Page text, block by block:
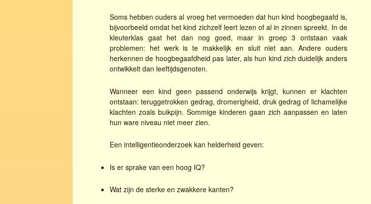
Soms hebben ouders al vroeg het vermoeden dat hun kind hoogbegaafd is,
bijvoorbeeld omdat het kind zichzelf leert lezen of al in zinnen spreekt. In de
kleuterklas gaat het dan nog goed, maar in groep 3 ontstaan vaak
problemen: het werk is te makkelijk en sluit niet aan. Andere ouders
herkennen de hoogbegaafdheid pas later, als hun kind zich duidelijk anders
ontwikkelt dan leeftijdsgenoten.
Wanneer een kind geen passend onderwijs krijgt, kunnen er klachten
ontstaan: teruggetrokken gedrag, dromerigheid, druk gedrag of lichamelijke
klachten zoals buikpijn. Sommige kinderen gaan zich aanpassen en laten
hun ware niveau niet meer zien.
Een intelligentieonderzoek kan helderheid geven:
Is er sprake van een hoog IQ?
Wat zijn de sterke en zwakkere kanten?